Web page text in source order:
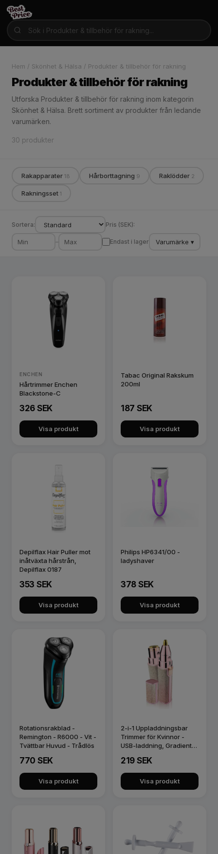
Hem / Skönhet & Hälsa / Produkter & tillbehör för rakning
Produkter & tillbehör för rakning
Utforska Produkter & tillbehör för rakning inom kategorin
Skönhet & Hälsa. Brett sortiment av produkter från ledande
varumärken.
30 produkter
Rakapparater 18 Hårborttagning 9 Raklödder 2
Rakningsset 1
Sortera: Pris (SEK):
– Endast i lager Varumärke ▾
ENCHEN
Hårtrimmer Enchen
Blackstone-C
326 SEK
Visa produkt
Tabac Original Rakskum
200ml
187 SEK
Visa produkt
Depilflax Hair Puller mot
inåtväxta hårstrån,
Depilflax 0187
353 SEK
Visa produkt
Philips HP6341/00 -
ladyshaver
378 SEK
Visa produkt
Rotationsrakblad -
Remington - R6000 - Vit -
Tvättbar Huvud - Trådlös
770 SEK
Visa produkt
2-i-1 Uppladdningsbar
Trimmer för Kvinnor -
USB-laddning, Gradient
219 SEK
Visa produkt